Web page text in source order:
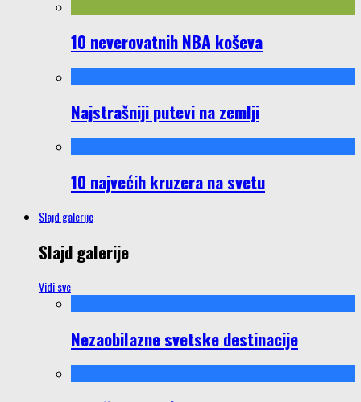
10 neverovatnih NBA koševa
Najstrašniji putevi na zemlji
10 najvećih kruzera na svetu
Slajd galerije
Slajd galerije
Vidi sve
Nezaobilazne svetske destinacije